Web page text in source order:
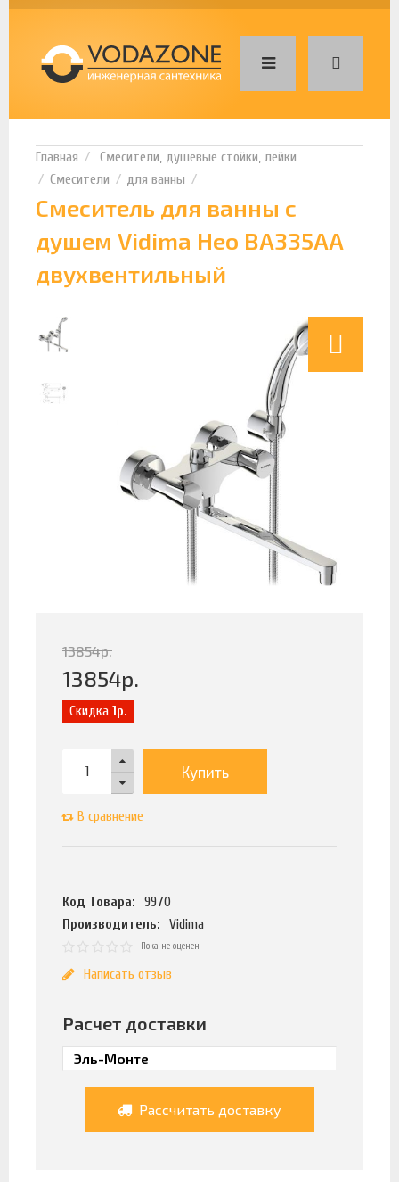
Смесители, душевые стойки, лейки
Смесители
для ванны
Смеситель для ванны с
душем Vidima Нео BA335AA
двухвентильный
13854р.
13854р.
Скидка 1р.
Купить
В сравнение
Код Товара:
9970
Производитель:
Vidima
Пока не оценен
Написать отзыв
Расчет доставки
Рассчитать доставку